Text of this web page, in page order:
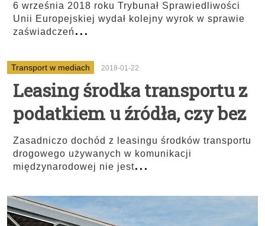
6 września 2018 roku Trybunał Sprawiedliwości
Unii Europejskiej wydał kolejny wyrok w sprawie
zaświadczeń...
Transport w mediach 2018-01-22
Leasing środka transportu z
podatkiem u źródła, czy bez
Zasadniczo dochód z leasingu środków transportu
drogowego używanych w komunikacji
międzynarodowej nie jest...